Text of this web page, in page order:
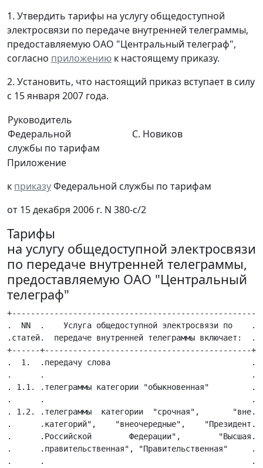
1. Утвердить тарифы на услугу общедоступной
электросвязи по передаче внутренней телеграммы,
предоставляемую ОАО "Центральный телеграф",
согласно приложению к настоящему приказу.
2. Установить, что настоящий приказ вступает в силу
с 15 января 2007 года.
Руководитель
Федеральной
службы по тарифам
С. Новиков
Приложение
к приказуФедеральной службы по тарифам
от 15 декабря 2006 г. N 380-с/2
Тарифы
на услугу общедоступной электросвязи
по передаче внутренней телеграммы,
предоставляемую ОАО "Центральный
телеграф"
.  NN  .    Услуга общедоступной электросвязи по
.статей.  передаче внутренней телеграммы
+------+--------------------------------------------
.  1.  .передачу слова
.      .                                            .
. 1.1. .телеграммы категории "обыкновенная"
.      .                                            .
. 1.2. .телеграммы  категории  "срочная",
.      .категорий",    "внеочередные",
.      .Российской        Федерации",
.      .правительственная",
.      .                                            .